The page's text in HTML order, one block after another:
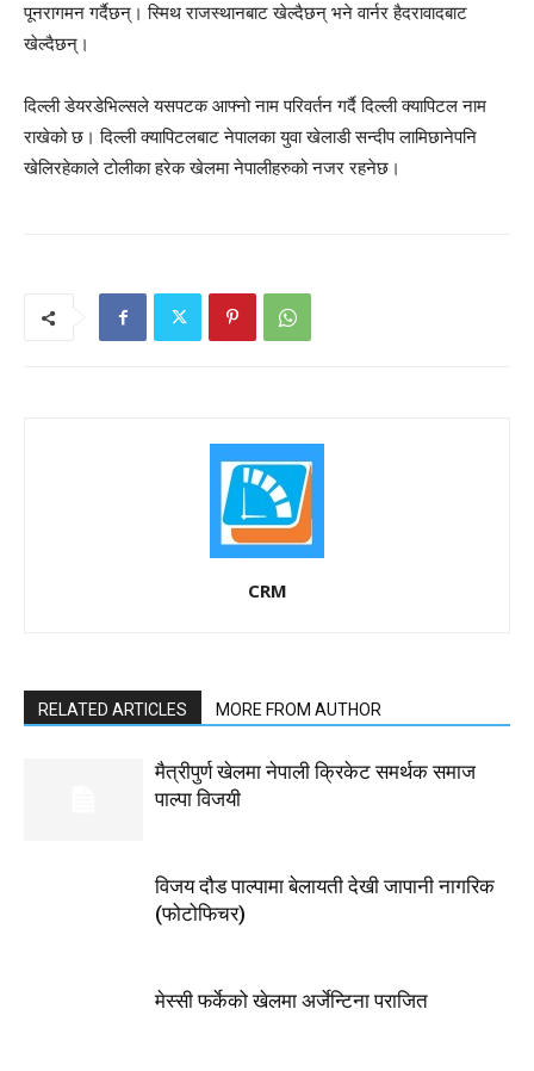
पूनरागमन गर्दैछन्। स्मिथ राजस्थानबाट खेल्दैछन् भने वार्नर हैदरावादबाट
खेल्दैछन्।
दिल्ली डेयरडेभिल्सले यसपटक आफ्नो नाम परिवर्तन गर्दै दिल्ली क्यापिटल नाम
राखेको छ। दिल्ली क्यापिटलबाट नेपालका युवा खेलाडी सन्दीप लामिछानेपनि
खेलिरहेकाले टोलीका हरेक खेलमा नेपालीहरुको नजर रहनेछ।
CRM
RELATED ARTICLES MORE FROM AUTHOR
मैत्रीपुर्ण खेलमा नेपाली क्रिकेट समर्थक समाज
पाल्पा विजयी
विजय दौड पाल्पामा बेलायती देखी जापानी नागरिक
(फोटोफिचर)
मेस्सी फर्केको खेलमा अर्जेन्टिना पराजित